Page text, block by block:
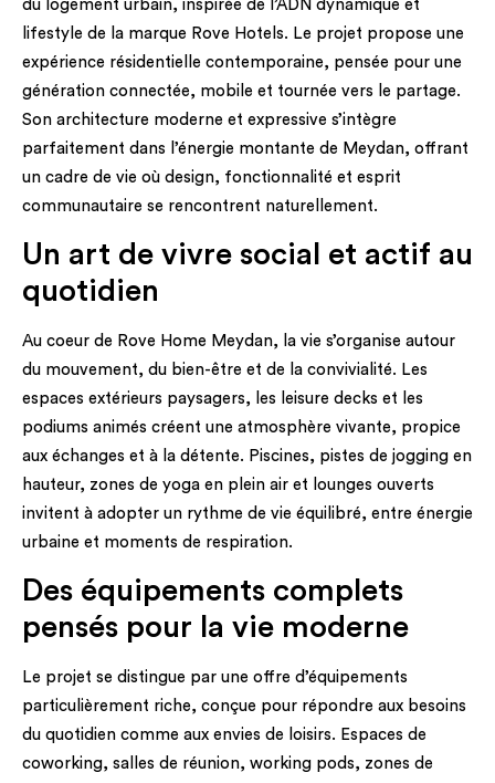
du logement urbain, inspirée de l’ADN dynamique et
lifestyle de la marque Rove Hotels. Le projet propose une
expérience résidentielle contemporaine, pensée pour une
génération connectée, mobile et tournée vers le partage.
Son architecture moderne et expressive s’intègre
parfaitement dans l’énergie montante de Meydan, offrant
un cadre de vie où design, fonctionnalité et esprit
communautaire se rencontrent naturellement.
Un art de vivre social et actif au
quotidien
Au coeur de Rove Home Meydan, la vie s’organise autour
du mouvement, du bien-être et de la convivialité. Les
espaces extérieurs paysagers, les leisure decks et les
podiums animés créent une atmosphère vivante, propice
aux échanges et à la détente. Piscines, pistes de jogging en
hauteur, zones de yoga en plein air et lounges ouverts
invitent à adopter un rythme de vie équilibré, entre énergie
urbaine et moments de respiration.
Des équipements complets
pensés pour la vie moderne
Le projet se distingue par une offre d’équipements
particulièrement riche, conçue pour répondre aux besoins
du quotidien comme aux envies de loisirs. Espaces de
coworking, salles de réunion, working pods, zones de